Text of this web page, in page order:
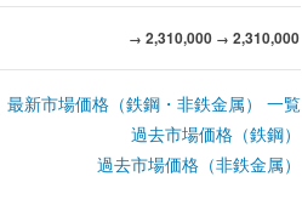
→ 2,310,000 → 2,310,000
最新市場価格（鉄鋼・非鉄金属） 一覧
過去市場価格（鉄鋼）
過去市場価格（非鉄金属）